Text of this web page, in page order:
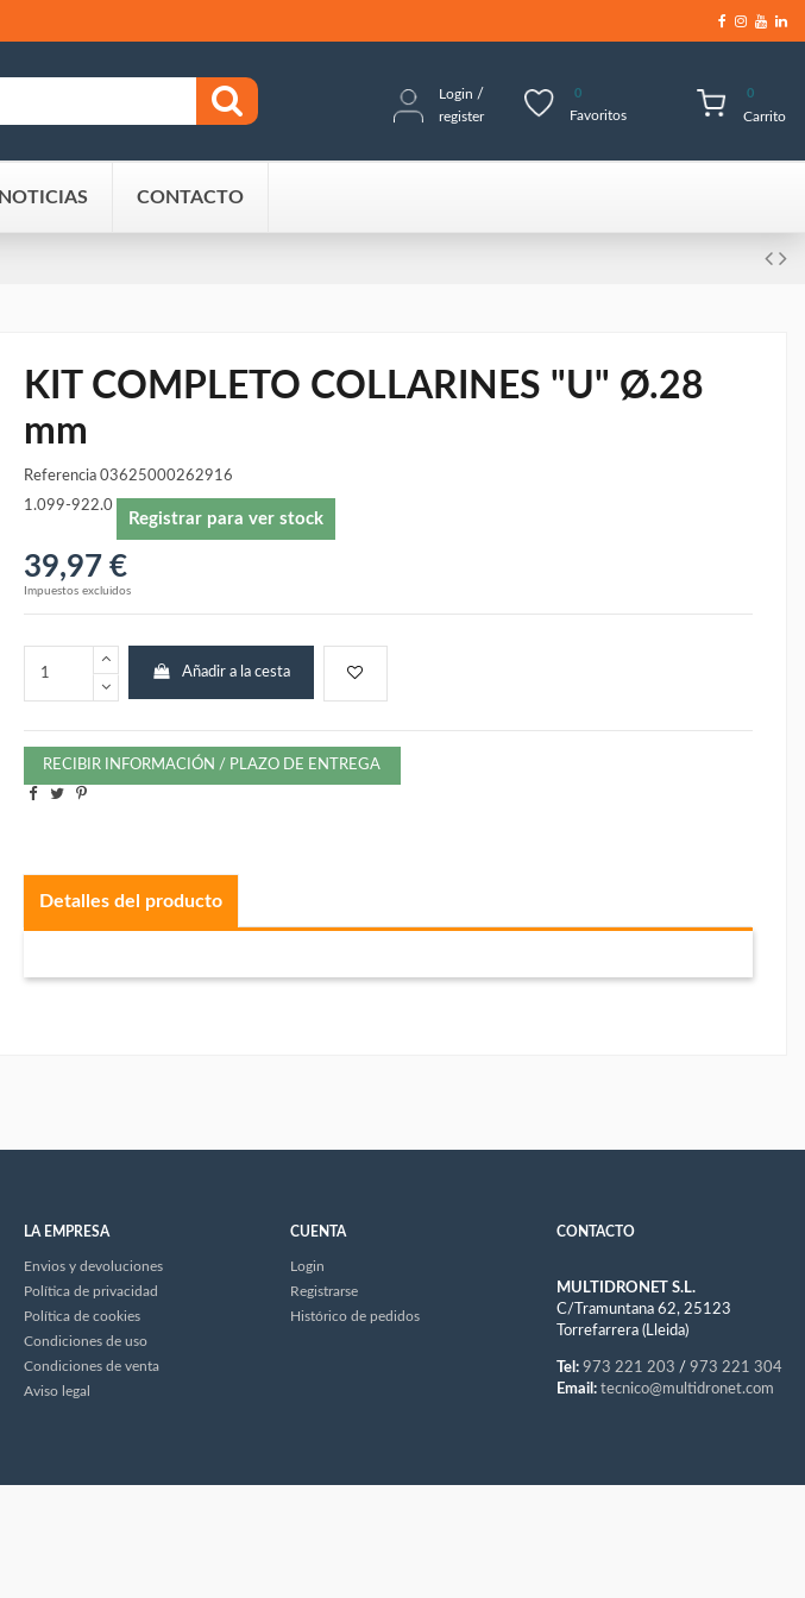
Login /
register
0
Favoritos
0
Carrito
NOTICIAS CONTACTO
KIT COMPLETO COLLARINES "U" Ø.28
mm
Referencia 03625000262916
1.099-922.0
Registrar para ver stock
39,97 €
Impuestos excluidos
Añadir a la cesta
RECIBIR INFORMACIÓN / PLAZO DE ENTREGA
Detalles del producto
LA EMPRESA
Envios y devoluciones
Política de privacidad
Política de cookies
Condiciones de uso
Condiciones de venta
Aviso legal
CUENTA
Login
Registrarse
Histórico de pedidos
CONTACTO
MULTIDRONET S.L.
C/Tramuntana 62, 25123
Torrefarrera (Lleida)
Tel: 973 221 203 / 973 221 304
Email: tecnico@multidronet.com